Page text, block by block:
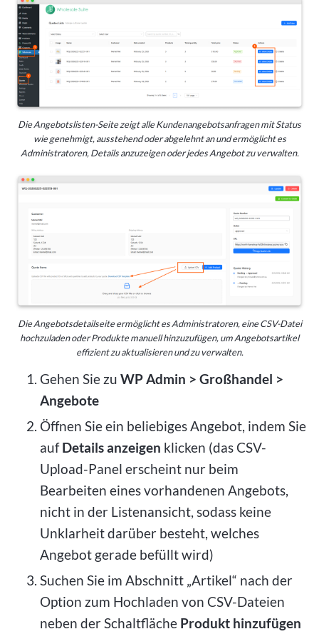
Die Angebotslisten-Seite zeigt alle Kundenangebotsanfragen mit Status
wie genehmigt, ausstehend oder abgelehnt an und ermöglicht es
Administratoren, Details anzuzeigen oder jedes Angebot zu verwalten.
Die Angebotsdetailseite ermöglicht es Administratoren, eine CSV-Datei
hochzuladen oder Produkte manuell hinzuzufügen, um Angebotsartikel
effizient zu aktualisieren und zu verwalten.
Gehen Sie zu WP Admin > Großhandel >
Angebote
Öffnen Sie ein beliebiges Angebot, indem Sie
aufDetails anzeigen klicken (das CSV-
Upload-Panel erscheint nur beim
Bearbeiten eines vorhandenen Angebots,
nicht in der Listenansicht, sodass keine
Unklarheit darüber besteht, welches
Angebot gerade befüllt wird)
Suchen Sie im Abschnitt „Artikel“ nach der
Option zum Hochladen von CSV-Dateien
neben der Schaltfläche Produkt hinzufügen